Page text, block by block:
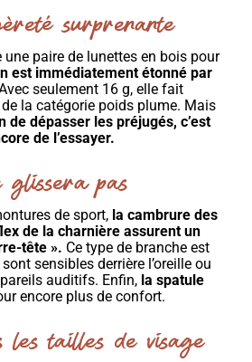
surprenante
une paire de lunettes en bois pour
est immédiatement étonné par
seulement 16 g, elle fait
la catégorie poids plume. Mais
de dépasser les préjugés, c’est
de l’essayer.
pas
de sport, la cambrure des
de la charnière assurent un
tête ». Ce type de branche est
sensibles derrière l’oreille ou
auditifs. Enfin, la spatule
encore plus de confort.
les tailles de visage